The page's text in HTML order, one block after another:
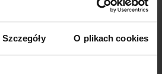
Szczegóły O plikach cookies
Wkrótce